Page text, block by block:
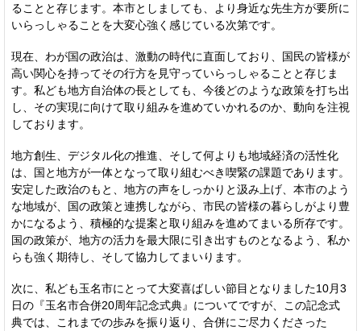
ることと存じます。本市としましても、より身近な先生方が要所に
いらっしゃることを大変心強く感じている次第です。
現在、わが国の政治は、激動の時代に直面しており、国民の皆様が
高い関心を持ってその行方を見守っていらっしゃることと存じま
す。私ども地方自治体の長としても、今後どのような政策を打ち出
し、その実現に向けて取り組みを進めていかれるのか、動向を注視
しております。
地方創生、デジタル化の推進、そして何よりも地域経済の活性化
は、国と地方が一体となって取り組むべき喫緊の課題であります。
安定した政治のもと、地方の声をしっかりと汲み上げ、本市のよう
な地域が、国の政策と連携しながら、市民の皆様の暮らしがより豊
かになるよう、積極的な提案と取り組みを進めてまいる所存です。
国の政策が、地方の活力を最大限に引き出すものとなるよう、私か
らも強く期待し、そして協力してまいります。
次に、私ども玉名市にとって大変喜ばしい節目となりました10月3
日の『玉名市合併20周年記念式典』についてですが、この記念式
典では、これまでの歩みを振り返り、合併にご尽力くださった